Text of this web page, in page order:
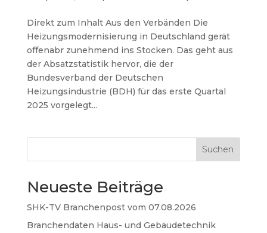
Direkt zum Inhalt Aus den Verbänden Die
Heizungsmodernisierung in Deutschland gerät
offenabr zunehmend ins Stocken. Das geht aus
der Absatzstatistik hervor, die der
Bundesverband der Deutschen
Heizungsindustrie (BDH) für das erste Quartal
2025 vorgelegt...
Suchen
Neueste Beiträge
SHK-TV Branchenpost vom 07.08.2026
Branchendaten Haus- und Gebäudetechnik